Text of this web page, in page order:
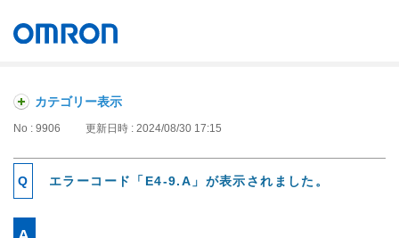
カテゴリー表示
No : 9906 更新日時 : 2024/08/30 17:15
エラーコード「E4-9.A」が表示されました。